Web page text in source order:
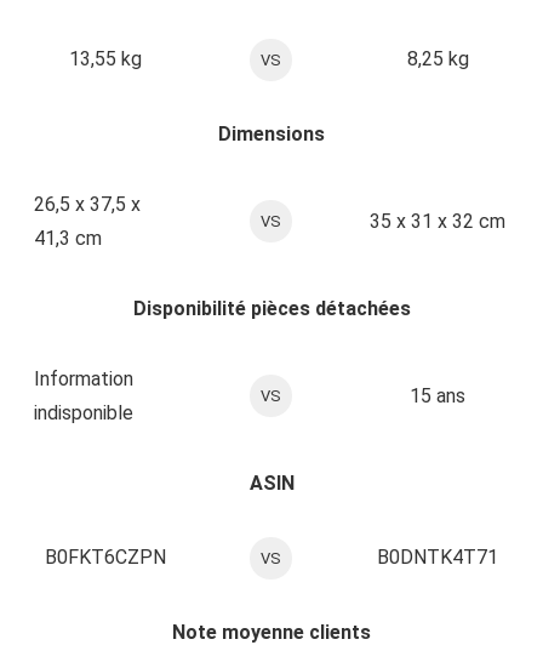
13,55 kg VS 8,25 kg
Dimensions
26,5 x 37,5 x
41,3 cm
VS 35 x 31 x 32 cm
Disponibilité pièces détachées
Information
indisponible
VS 15 ans
ASIN
B0FKT6CZPN VS B0DNTK4T71
Note moyenne clients